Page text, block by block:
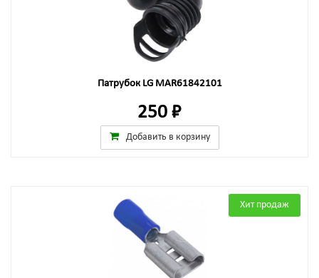
Патрубок LG MAR61842101
250 ₽
Добавить в корзину
Хит продаж